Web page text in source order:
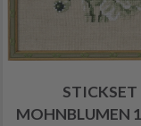
STICKSET
MOHNBLUMEN